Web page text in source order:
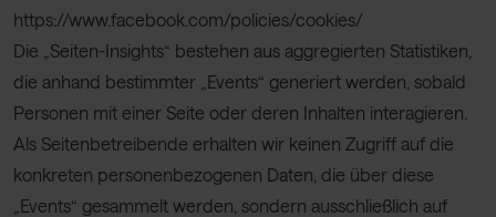
https://www.facebook.com/policies/cookies/
Die „Seiten-Insights“ bestehen aus aggregierten Statistiken,
die anhand bestimmter „Events“ generiert werden, sobald
Personen mit einer Seite oder deren Inhalten interagieren.
Als Seitenbetreibende erhalten wir keinen Zugriff auf die
konkreten personenbezogenen Daten, die über diese
„Events“ gesammelt werden, sondern ausschließlich auf